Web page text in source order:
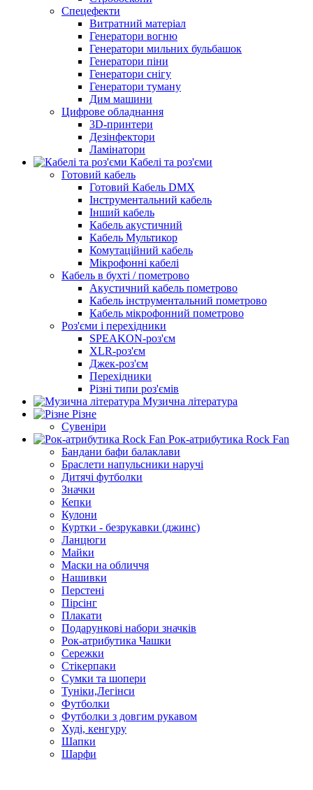
Спецефекти
Витратний матеріал
Генератори вогню
Генератори мильних бульбашок
Генератори піни
Генератори снігу
Генератори туману
Дим машини
Цифрове обладнання
3D-принтери
Дезінфектори
Ламінатори
Кабелі та роз'єми
Готовий кабель
Готовий Кабель DMX
Інструментальний кабель
Інший кабель
Кабель акустичний
Кабель Мультикор
Комутаційний кабель
Мікрофонні кабелі
Кабель в бухті / пометрово
Акустичний кабель пометрово
Кабель інструментальний пометрово
Кабель мікрофонний пометрово
Роз'єми і перехідники
SPEAKON-роз'єм
XLR-роз'єм
Джек-роз'єм
Перехідники
Різні типи роз'ємів
Музична література
Різне
Сувеніри
Рок-атрибутика Rock Fan
Бандани бафи балаклави
Браслети напульсники наручі
Дитячі футболки
Значки
Кепки
Кулони
Куртки - безрукавки (джинс)
Ланцюги
Майки
Маски на обличчя
Нашивки
Перстені
Пірсінг
Плакати
Подарункові набори значків
Рок-атрибутика Чашки
Сережки
Стікерпаки
Сумки та шопери
Туніки,Легінси
Футболки
Футболки з довгим рукавом
Худі, кенгуру
Шапки
Шарфи